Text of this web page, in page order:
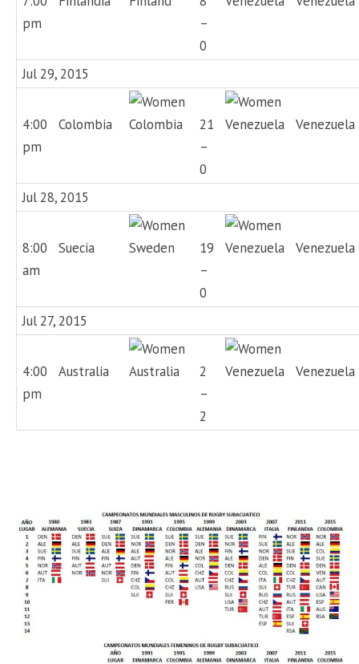
pm
–
0
Jul 29, 2015
4:00
pm
Colombia
21
–
0
Venezuela
Jul 28, 2015
8:00
am
Suecia
19
–
0
Venezuela
Jul 27, 2015
4:00
pm
Australia
2
–
2
Venezuela